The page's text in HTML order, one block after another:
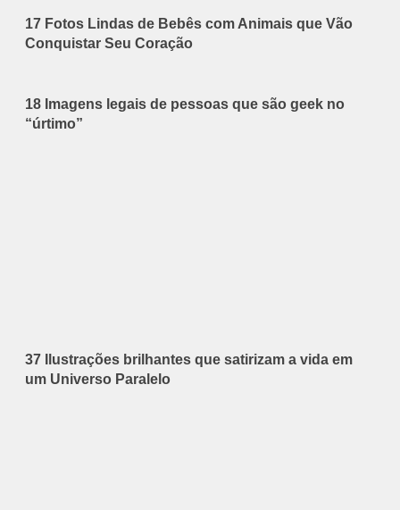
17 Fotos Lindas de Bebês com Animais que Vão
Conquistar Seu Coração
18 Imagens legais de pessoas que são geek no
“úrtimo”
37 Ilustrações brilhantes que satirizam a vida em
um Universo Paralelo